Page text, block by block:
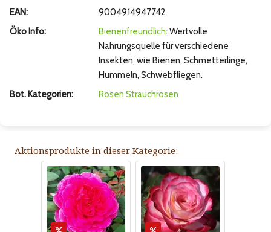
EAN:
9004914947742
Öko Info:
Bienenfreundlich: Wertvolle
Nahrungsquelle für verschiedene
Insekten, wie Bienen, Schmetterlinge,
Hummeln, Schwebfliegen.
Bot. Kategorien:
Rosen Strauchrosen
Aktionsprodukte in dieser Kategorie: